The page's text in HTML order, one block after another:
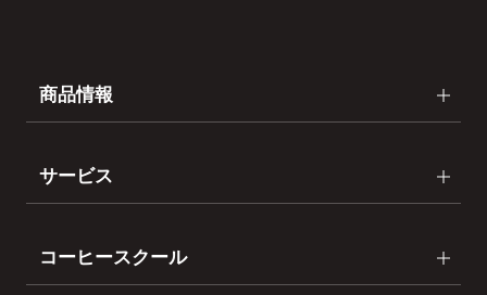
商品情報
サービス
コーヒースクール